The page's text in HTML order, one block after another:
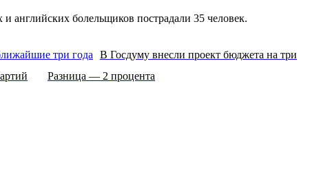
английских болельщиков пострадали 35 человек.
В Госдуму внесли проект бюджета на три
Разница — 2 процента